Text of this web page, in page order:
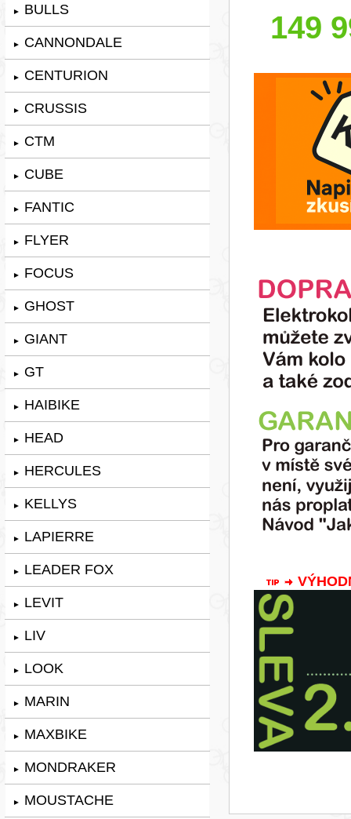
► BULLS
► CANNONDALE
► CENTURION
► CRUSSIS
► CTM
► CUBE
► FANTIC
► FLYER
► FOCUS
► GHOST
► GIANT
► GT
► HAIBIKE
► HEAD
► HERCULES
► KELLYS
► LAPIERRE
► LEADER FOX
► LEVIT
► LIV
► LOOK
► MARIN
► MAXBIKE
► MONDRAKER
► MOUSTACHE
149